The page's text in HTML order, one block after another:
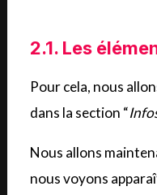
2.1. Les
Pour cela, nous
dans la section “
Nous allons
nous voyons